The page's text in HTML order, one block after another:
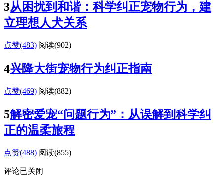
3从困扰到和谐：科学纠正宠物行为，建
立理想人犬关系
点赞(483) 阅读(902)
4兴隆大街宠物行为纠正指南
点赞(469) 阅读(882)
5解密爱宠“问题行为”：从误解到科学纠
正的温柔旅程
点赞(488) 阅读(855)
评论已关闭